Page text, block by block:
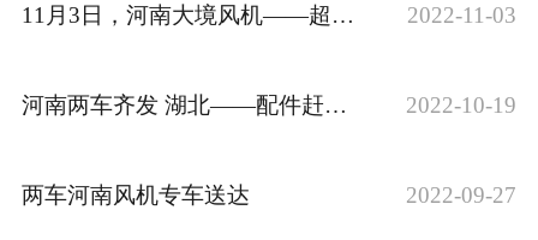
11月3日，河南大境风机——超产奖颁奖活动在车间举行 2022-11-03
河南两车齐发 湖北——配件赶夜场 2022-10-19
两车河南风机专车送达 2022-09-27